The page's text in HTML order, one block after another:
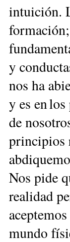
intuición.
y
nos ha
y es en
de
principios
Nos pide
realidad
mundo